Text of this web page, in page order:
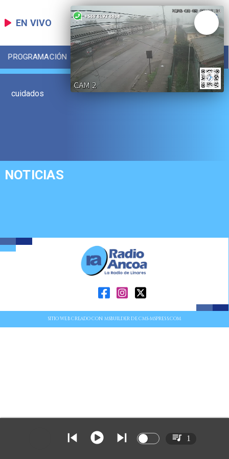
EN VIVO
PROGRAMACIÓN LOCAL DEPORTES
cuidados
NOTICIAS
SITIO WEB CREADO CON MSBUILDER DE CMS-MSPRESS.COM
1